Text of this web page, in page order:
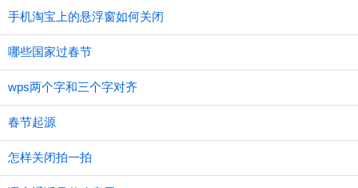
手机淘宝上的悬浮窗如何关闭
哪些国家过春节
wps两个字和三个字对齐
春节起源
怎样关闭拍一拍